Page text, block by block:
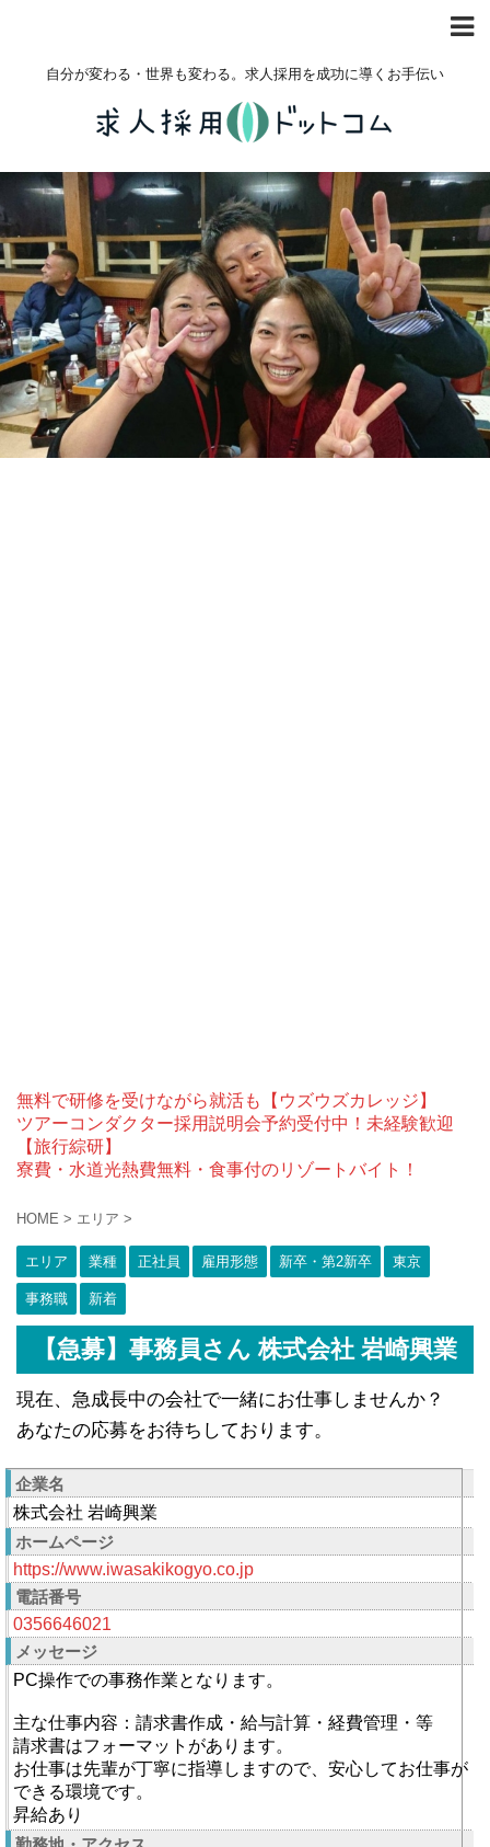
自分が変わる・世界も変わる。求人採用を成功に導くお手伝い
無料で研修を受けながら就活も【ウズウズカレッジ】
ツアーコンダクター採用説明会予約受付中！未経験歓迎
【旅行綜研】
寮費・水道光熱費無料・食事付のリゾートバイト！
HOME > エリア >
エリア 業種 正社員 雇用形態 新卒・第2新卒 東京
事務職 新着
【急募】事務員さん 株式会社 岩崎興業
現在、急成長中の会社で一緒にお仕事しませんか？
あなたの応募をお待ちしております。
企業名
株式会社 岩崎興業
ホームページ
https://www.iwasakikogyo.co.jp
電話番号
0356646021
メッセージ
PC操作での事務作業となります。
主な仕事内容：請求書作成・給与計算・経費管理・等
請求書はフォーマットがあります。
お仕事は先輩が丁寧に指導しますので、安心してお仕事が
できる環境です。
昇給あり